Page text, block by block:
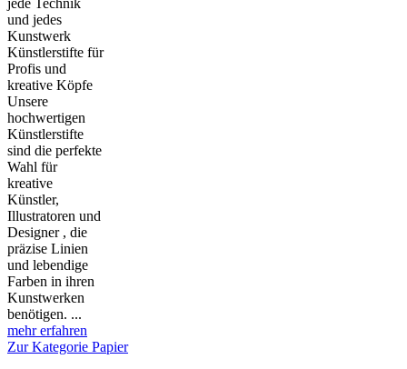
jede Technik
und jedes
Kunstwerk
Künstlerstifte für
Profis und
kreative Köpfe
Unsere
hochwertigen
Künstlerstifte
sind die perfekte
Wahl für
kreative
Künstler,
Illustratoren und
Designer , die
präzise Linien
und lebendige
Farben in ihren
Kunstwerken
benötigen. ...
mehr erfahren
Zur Kategorie Papier